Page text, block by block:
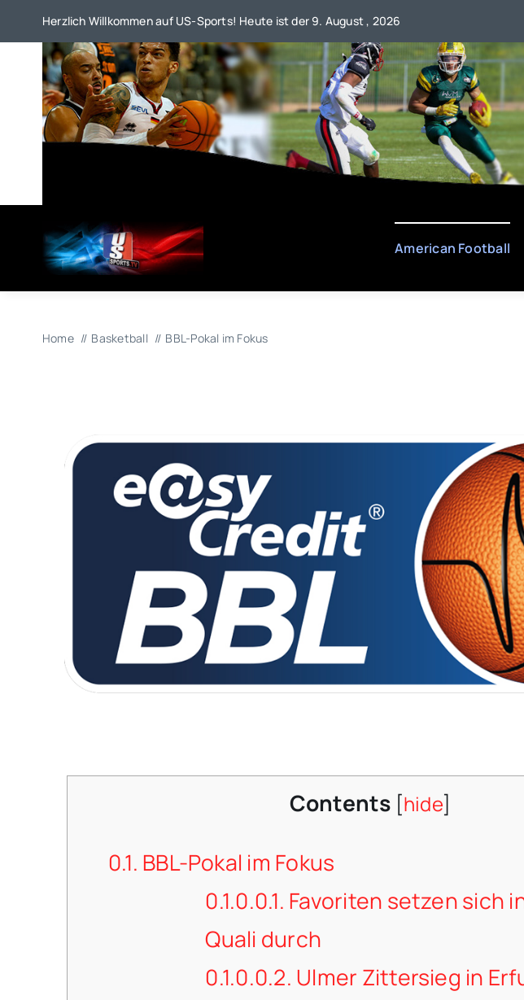
springen
Herzlich Willkommen auf US-Sports! Heute ist der 9. August , 2026
American Football
Home Basketball BBL-Pokal im Fokus
Contents [hide]
0.1. BBL-Pokal im Fokus
0.1.0.0.1. Favoriten setzen sich
Quali durch
0.1.0.0.2. Ulmer Zittersieg in